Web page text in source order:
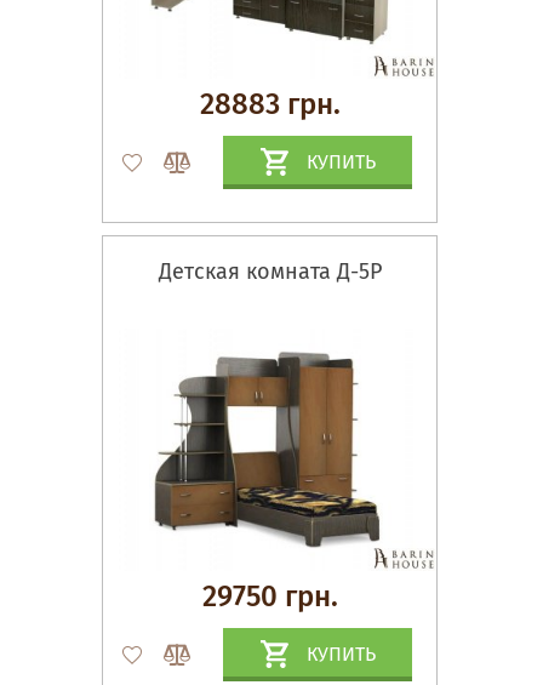
28883 грн.
КУПИТЬ
Детская комната Д-5Р
29750 грн.
КУПИТЬ